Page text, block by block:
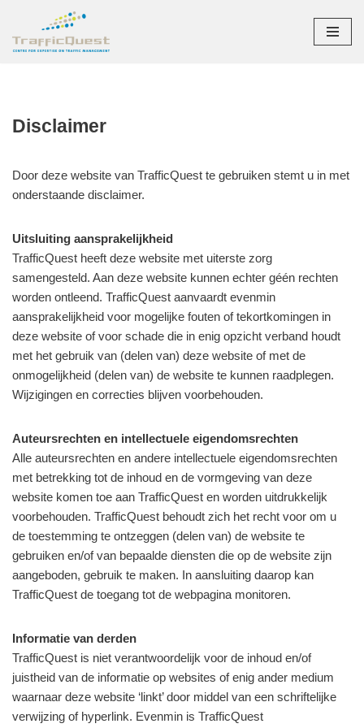
Ga
Disclaimer
Door deze website van TrafficQuest te gebruiken stemt u in met
onderstaande disclaimer.
Uitsluiting aansprakelijkheid
TrafficQuest heeft deze website met uiterste zorg
samengesteld. Aan deze website kunnen echter géén rechten
worden ontleend. TrafficQuest aanvaardt evenmin
aansprakelijkheid voor mogelijke fouten of tekortkomingen in
deze website of voor schade die in enig opzicht verband houdt
met het gebruik van (delen van) deze website of met de
onmogelijkheid (delen van) de website te kunnen raadplegen.
Wijzigingen en correcties blijven voorbehouden.
Auteursrechten en intellectuele eigendomsrechten
Alle auteursrechten en andere intellectuele eigendomsrechten
met betrekking tot de inhoud en de vormgeving van deze
website komen toe aan TrafficQuest en worden uitdrukkelijk
voorbehouden. TrafficQuest behoudt zich het recht voor om u
de toestemming te ontzeggen (delen van) de website te
gebruiken en/of van bepaalde diensten die op de website zijn
aangeboden, gebruik te maken. In aansluiting daarop kan
TrafficQuest de toegang tot de webpagina monitoren.
Informatie van derden
TrafficQuest is niet verantwoordelijk voor de inhoud en/of
juistheid van de informatie op websites of enig ander medium
waarnaar deze website ‘linkt’ door middel van een schriftelijke
verwijzing of hyperlink. Evenmin is TrafficQuest